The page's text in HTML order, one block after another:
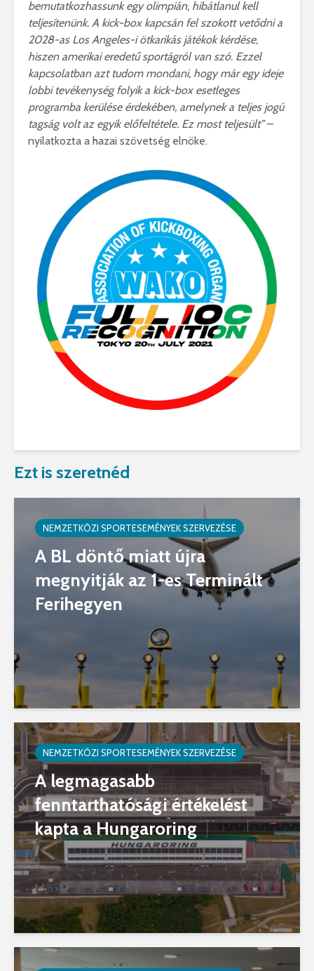
bemutatkozhassunk egy olimpián, hibátlanul kell
teljesítenünk. A kick-box kapcsán fel szokott vetődni a
2028-as Los Angeles-i ötkarikás játékok kérdése,
hiszen amerikai eredetű sportágról van szó. Ezzel
kapcsolatban azt tudom mondani, hogy már egy ideje
lobbi tevékenység folyik a kick-box esetleges
programba kerülése érdekében, amelynek a teljes jogú
tagság volt az egyik előfeltétele. Ez most teljesült”–
nyilatkozta a hazai szövetség elnöke.
Ezt is szeretnéd
NEMZETKÖZI SPORTESEMÉNYEK SZERVEZÉSE
A BL döntő miatt újra
megnyitják az 1-es Terminált
Ferihegyen
NEMZETKÖZI SPORTESEMÉNYEK SZERVEZÉSE
A legmagasabb
fenntarthatósági értékelést
kapta a Hungaroring